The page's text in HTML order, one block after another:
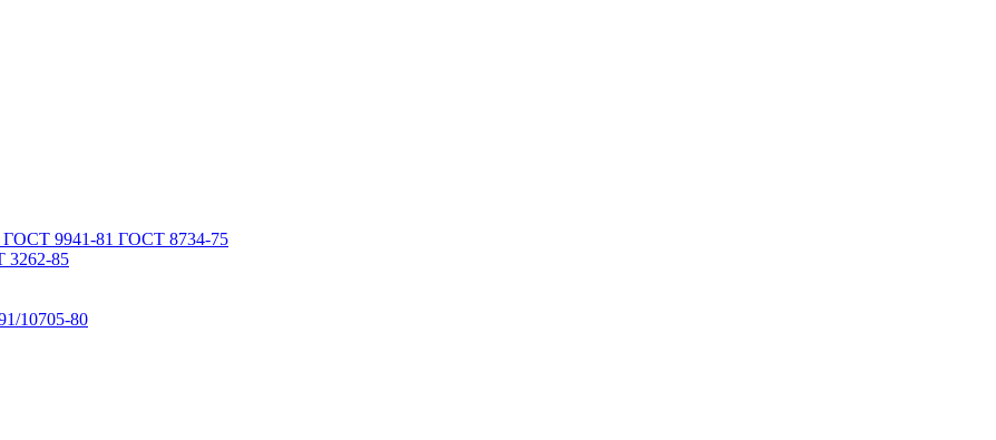
9941-81 ГОСТ 8734-75
3262-85
10705-80